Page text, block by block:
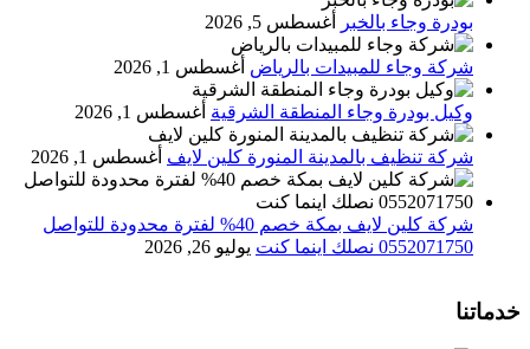
بودرة وجاء بالخبر أغسطس 5, 2026
شركة وجاء للمبيدات بالرياض أغسطس 1, 2026
وكيل بودرة وجاء المنطقة الشرقية أغسطس 1, 2026
شركة تنظيف بالمدينة المنورة كلين لايف أغسطس 1, 2026
شركة كلين لايف بمكة خصم 40% لفترة محدودة للتواصل
0552071750 نصلك اينما كنت
يوليو 26, 2026
خدماتنا